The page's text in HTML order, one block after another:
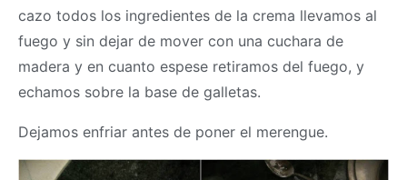
cazo todos los ingredientes de la crema llevamos al
fuego y sin dejar de mover con una cuchara de
madera y en cuanto espese retiramos del fuego, y
echamos sobre la base de galletas.
Dejamos enfriar antes de poner el merengue.